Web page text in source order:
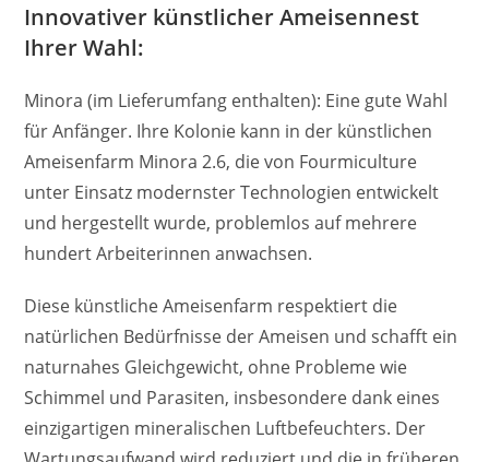
Innovativer künstlicher Ameisennest
Ihrer Wahl:
Minora (im Lieferumfang enthalten): Eine gute Wahl
für Anfänger. Ihre Kolonie kann in der künstlichen
Ameisenfarm Minora 2.6, die von Fourmiculture
unter Einsatz modernster Technologien entwickelt
und hergestellt wurde, problemlos auf mehrere
hundert Arbeiterinnen anwachsen.
Diese künstliche Ameisenfarm respektiert die
natürlichen Bedürfnisse der Ameisen und schafft ein
naturnahes Gleichgewicht, ohne Probleme wie
Schimmel und Parasiten, insbesondere dank eines
einzigartigen mineralischen Luftbefeuchters. Der